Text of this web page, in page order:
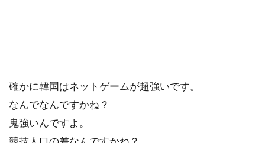
確かに韓国はネットゲームが超強いです。
なんでなんですかね？
鬼強いんですよ。